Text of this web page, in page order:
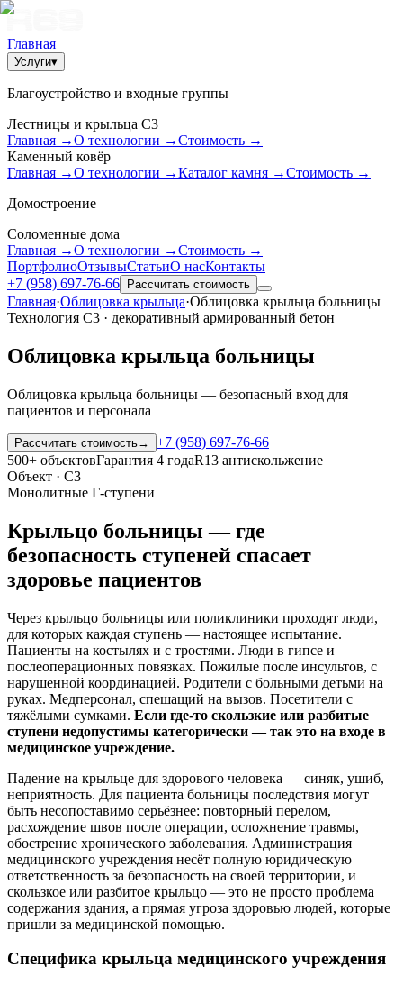
Главная
Услуги▾
Благоустройство и входные группы
Лестницы и крыльца С3
Главная →О технологии →Стоимость →
Каменный ковёр
Главная →О технологии →Каталог камня →Стоимость →
Домостроение
Соломенные дома
Главная →О технологии →Стоимость →
ПортфолиоОтзывыСтатьиО насКонтакты
+7 (958) 697-76-66
Рассчитать стоимость
Главная·Облицовка крыльца·Облицовка крыльца больницы
Технология С3 · декоративный армированный бетон
Облицовка крыльца больницы
Облицовка крыльца больницы — безопасный вход для
пациентов и персонала
Рассчитать стоимость→
+7 (958) 697-76-66
500+ объектовГарантия 4 годаR13 антискольжение
Объект · С3
Монолитные Г-ступени
Крыльцо больницы — где
безопасность ступеней спасает
здоровье пациентов
Через крыльцо больницы или поликлиники проходят люди,
для которых каждая ступень — настоящее испытание.
Пациенты на костылях и с тростями. Люди в гипсе и
послеоперационных повязках. Пожилые после инсультов, с
нарушенной координацией. Родители с больными детьми на
руках. Медперсонал, спешащий на вызов. Посетители с
тяжёлыми сумками. Если где-то скользкие или разбитые
ступени недопустимы категорически — так это на входе в
медицинское учреждение.
Падение на крыльце для здорового человека — синяк, ушиб,
неприятность. Для пациента больницы последствия могут
быть несопоставимо серьёзнее: повторный перелом,
расхождение швов после операции, осложнение травмы,
обострение хронического заболевания. Администрация
медицинского учреждения несёт полную юридическую
ответственность за безопасность на своей территории, и
скользкое или разбитое крыльцо — это не просто проблема
содержания здания, а прямая угроза здоровью людей, которые
пришли за медицинской помощью.
Специфика крыльца медицинского учреждения